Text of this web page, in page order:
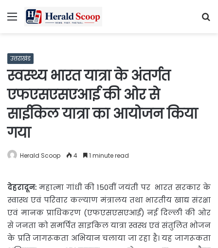
Menu
उत्तराखंड
स्वस्थ्य भारत यात्रा के अंतर्गत
एफएसएसएआई की ओर से
साईकिल यात्रा का आयोजन किया
गया
Herald Scoop 4 1 minute read
देहरादून: महात्मा गांधी की 150वीं जयंती पर भारत सरकार के
स्वास्थ एवं परिवार कल्याण मंत्रालय तथा भारतीय खाद्य संरक्षा
एवं मानक प्राधिकरण (एफएसएसएआई) नई दिल्ली की ओर
से जनता को समर्पित साइकिल यात्रा स्वस्थ एवं संतुलित भोजन
के प्रति जागरूकता अभियान चलाया जा रहा है। यह जागरूकता